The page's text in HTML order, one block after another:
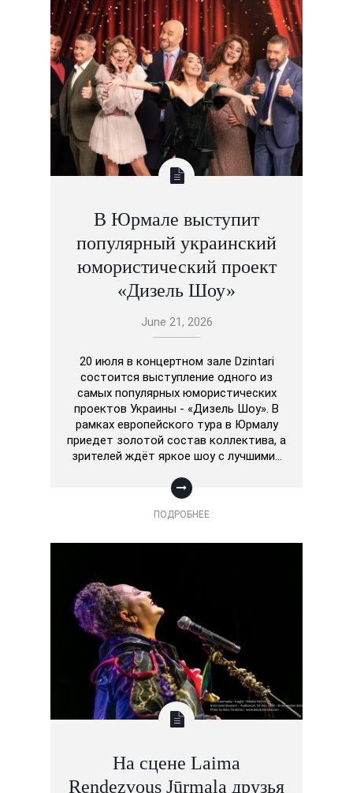
В Юрмале выступит
популярный украинский
юмористический проект
«Дизель Шоу»
June 21, 2026
20 июля в концертном зале Dzintari
состоится выступление одного из
самых популярных юмористических
проектов Украины - «Дизель Шоу». В
рамках европейского тура в Юрмалу
приедет золотой состав коллектива, а
зрителей ждёт яркое шоу с лучшими…
ПОДРОБНЕЕ
На сцене Laima
Rendezvous Jūrmala друзья